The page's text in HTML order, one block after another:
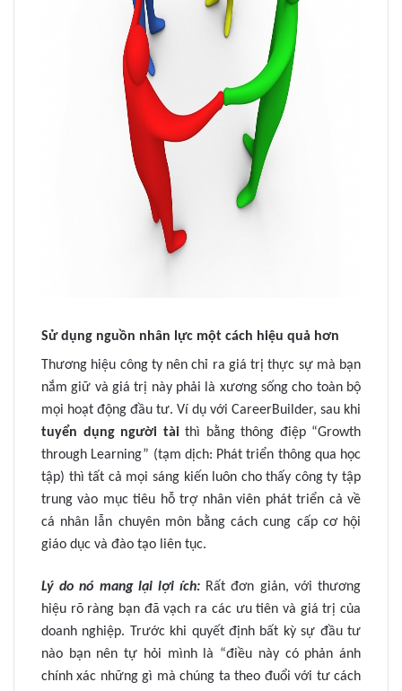
Sử dụng nguồn nhân lực một cách hiệu quả hơn
Thương hiệu công ty nên chỉ ra giá trị thực sự mà bạn
nắm giữ và giá trị này phải là xương sống cho toàn bộ
mọi hoạt động đầu tư. Ví dụ với CareerBuilder, sau khi
tuyển dụng người tàithì bằng thông điệp “Growth
through Learning” (tạm dịch: Phát triển thông qua học
tập) thì tất cả mọi sáng kiến luôn cho thấy công ty tập
trung vào mục tiêu hỗ trợ nhân viên phát triển cả về
cá nhân lẫn chuyên môn bằng cách cung cấp cơ hội
giáo dục và đào tạo liên tục.
Lý do nó mang lại lợi ích: Rất đơn giản, với thương
hiệu rõ ràng bạn đã vạch ra các ưu tiên và giá trị của
doanh nghiệp. Trước khi quyết định bất kỳ sự đầu tư
nào bạn nên tự hỏi mình là “điều này có phản ánh
chính xác những gì mà chúng ta theo đuổi với tư cách